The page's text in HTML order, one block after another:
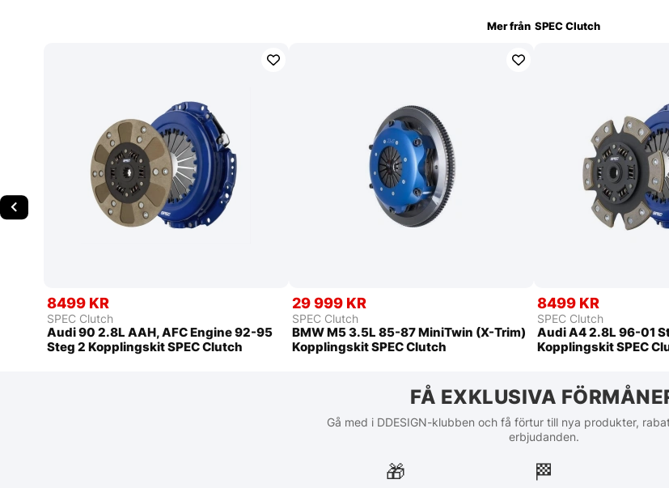
Mer från SPEC Clutch
8499 KR
SPEC Clutch
Audi 90 2.8L AAH, AFC Engine 92-95
Steg 2 Kopplingskit SPEC Clutch
29 999 KR
SPEC Clutch
BMW M5 3.5L 85-87 MiniTwin (X-Trim)
Kopplingskit SPEC Clutch
8499 KR
SPEC Clutch
Audi A4 2.8L 96-01
Kopplingskit SPEC
FÅ EXKLUSIVA
Gå med i DDESIGN-klubben och få förtur till nya produkter,
erbjudanden.
🎁 🏁︎